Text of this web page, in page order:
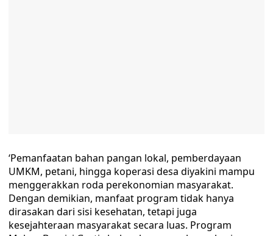
‘Pemanfaatan bahan pangan lokal, pemberdayaan
UMKM, petani, hingga koperasi desa diyakini mampu
menggerakkan roda perekonomian masyarakat.
Dengan demikian, manfaat program tidak hanya
dirasakan dari sisi kesehatan, tetapi juga
kesejahteraan masyarakat secara luas. Program